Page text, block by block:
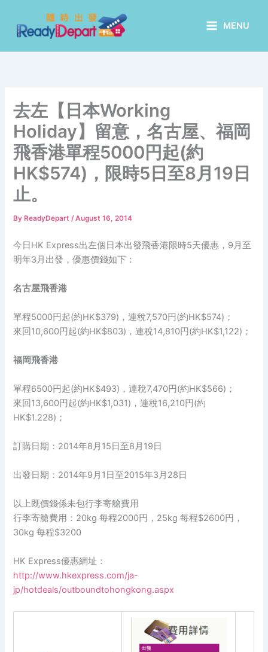
content
MENU
去左【日本Working
Holiday】留意，名古屋、福岡
飛香港單程5000円起(約
HK$574)，限時5日至8月19日
止。
By ReadyDepart/August 16, 2014
今日HK Express出左個日本出發飛香港限時5天優惠，9月至
明年3月出發，優惠價錢如下：
名古屋飛香港
單程5000円起(約HK$379)，連稅7,570円(約HK$574)；
來回10,600円起(約HK$803)，連稅14,810円(約HK$1,122)；
福岡飛香港
單程6500円起(約HK$493)，連稅7,470円(約HK$566)；
來回13,600円起(約HK$1,031)，連稅16,210円(約
HK$1.228)；
訂購日期：2014年8月15日至8月19日
出發日期：2014年9月1日至2015年3月28日
以上既價錢係未包行李寄艙費用
行李寄艙費用：20kg 每程2000円，25kg 每程$2600円，
30kg 每程$3200
HK Express優惠網址：
http://www.hkexpress.com/ja-
jp/hotdeals/outboundtohongkong.aspx